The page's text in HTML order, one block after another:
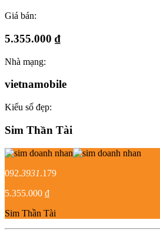
Giá bán:
5.355.000 ₫
Nhà mạng:
vietnamobile
Kiểu số đẹp:
Sim Thần Tài
092.3931.179
5.355.000 ₫
Sim Thần Tài